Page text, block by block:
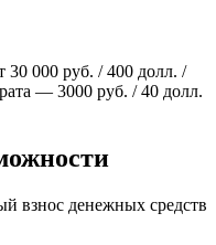
000 руб. / 400 долл. /
— 3000 руб. / 40 долл.
взнос денежных средств